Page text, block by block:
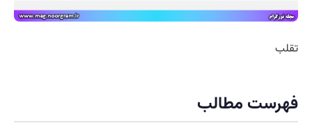
تقلب
فهرست مطالب